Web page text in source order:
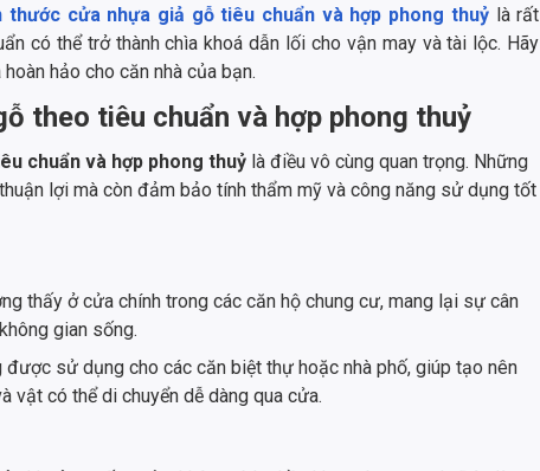
thước cửa nhựa giả gỗ tiêu chuẩn và hợp phong thuỷ là rất
có thể trở thành chìa khoá dẫn lối cho vận may và tài lộc. Hãy
hảo cho căn nhà của bạn.
theo tiêu chuẩn và hợp phong thuỷ
chuẩn và hợp phong thuỷ là điều vô cùng quan trọng. Những
lợi mà còn đảm bảo tính thẩm mỹ và công năng sử dụng tốt
thấy ở cửa chính trong các căn hộ chung cư, mang lại sự cân
gian sống.
sử dụng cho các căn biệt thự hoặc nhà phố, giúp tạo nên
vật có thể di chuyển dễ dàng qua cửa.